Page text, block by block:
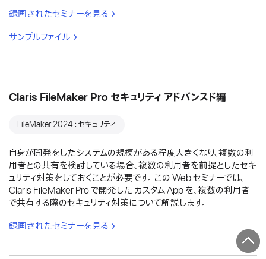
録画されたセミナーを見る
サンプルファイル
Claris FileMaker Pro セキュリティ アドバンスド編
FileMaker 2024：セキュリティ
自身が開発をしたシステムの規模がある程度大きくなり、複数の利
用者との共有を検討している場合、複数の利用者を前提としたセキ
ュリティ対策をしておくことが必要です。 この Web セミナーでは、
Claris FileMaker Pro で開発した カスタム App を、複数の利用者
で共有する際のセキュリティ対策について解説します。
録画されたセミナーを見る